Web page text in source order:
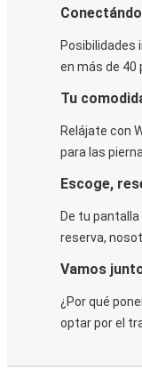
Posibilidades
en más de 40
Tu
Relájate con
para las
Escoge,
De tu
reserva,
Vamos
¿Por qué
optar por el